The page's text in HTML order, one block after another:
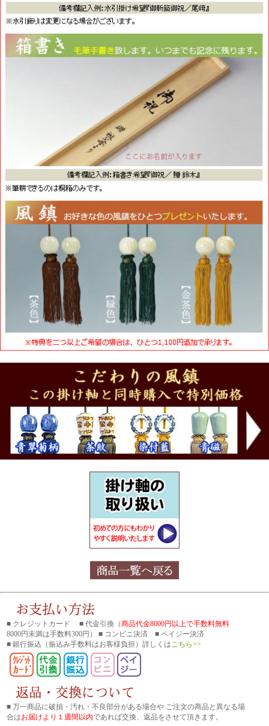
■ クレジットカード ■ 代金引換（商品代金8000円以上で手数料無料
8000円未満は手数料300円） ■ コンビニ決済 ■ ペイジー決済
■ 銀行振込 （振込み手数料はお客様負担）詳しくは こちら>>
■ 万一商品に破損・汚れ・不良部分がある場合や ご注文の商品と異なる場
合はお届けより１週間以内であれば交換、返品をさせて頂きます。